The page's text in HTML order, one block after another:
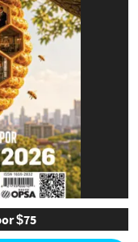
$75